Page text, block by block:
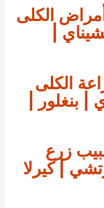
الكلى
|
الكلى
بنغلور |
زرع
| كيرلا